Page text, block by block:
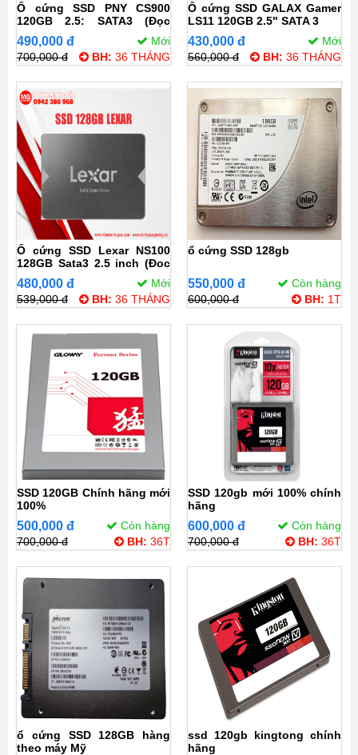
Ổ cứng SSD PNY CS900
120GB 2.5: SATA3 (Đọc
515MB/s - Ghi 490MB/s)
490,000 đ
Mới
700,000 đ
BH: 36 THÁNG
Ổ cứng SSD GALAX Gamer
LS11 120GB 2.5" SATA 3
430,000 đ
Mới
560,000 đ
BH: 36 THÁNG
Ổ cứng SSD Lexar NS100
128GB Sata3 2.5 inch (Đoc
520MB/s - Ghi 450MB/s) -
(LNS100-128RB)
480,000 đ
Mới
539,000 đ
BH: 36 THÁNG
ổ cứng SSD 128gb
550,000 đ
Còn hàng
600,000 đ
BH: 1T
SSD 120GB Chính hãng mới
100%
500,000 đ
Còn hàng
700,000 đ
BH: 36T
SSD 120gb mới 100% chính
hãng
600,000 đ
Còn hàng
700,000 đ
BH: 36T
ổ cứng SSD 128GB hàng
theo máy Mỹ
ssd 120gb kingtong chính
hãng